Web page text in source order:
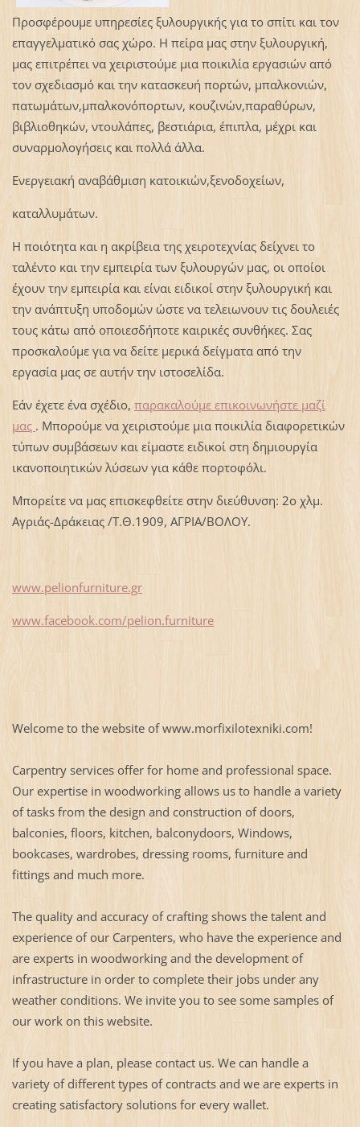
Προσφέρουμε υπηρεσίες ξυλουργικής για το σπίτι και τον
επαγγελματικό σας χώρο. Η πείρα μας στην ξυλουργική,
μας επιτρέπει να χειριστούμε μια ποικιλία εργασιών από
τον σχεδιασμό και την κατασκευή πορτών, μπαλκονιών,
πατωμάτων,μπαλκονόπορτων, κουζινών,παραθύρων,
βιβλιοθηκών, ντουλάπες, βεστιάρια, έπιπλα, μέχρι και
συναρμολογήσεις και πολλά άλλα.
Ενεργειακή αναβάθμιση κατοικιών,ξενοδοχείων,
καταλλυμάτων.
Η ποιότητα και η ακρίβεια της χειροτεχνίας δείχνει το
ταλέντο και την εμπειρία των ξυλουργών μας, οι οποίοι
έχουν την εμπειρία και είναι ειδικοί στην ξυλουργική και
την ανάπτυξη υποδομών ώστε να τελειωνουν τις δουλειές
τους κάτω από οποιεσδήποτε καιρικές συνθήκες. Σας
προσκαλούμε για να δείτε μερικά δείγματα από την
εργασία μας σε αυτήν την ιστοσελίδα.
Εάν έχετε ένα σχέδιο, παρακαλούμε επικοινωνήστε μαζί
μας . Μπορούμε να χειριστούμε μια ποικιλία διαφορετικών
τύπων συμβάσεων και είμαστε ειδικοί στη δημιουργία
ικανοποιητικών λύσεων για κάθε πορτοφόλι.
Μπορείτε να μας επισκεφθείτε στην διεύθυνση: 2ο χλμ.
Αγριάς-Δράκειας /Τ.Θ.1909, ΑΓΡΙΑ/ΒΟΛΟΥ.
www.pelionfurniture.gr
www.facebook.com/pelion.furniture
Welcome to the website of www.morfixilotexniki.com!
Carpentry services offer for home and professional space.
Our expertise in woodworking allows us to handle a variety
of tasks from the design and construction of doors,
balconies, floors, kitchen, balconydoors, Windows,
bookcases, wardrobes, dressing rooms, furniture and
fittings and much more.
The quality and accuracy of crafting shows the talent and
experience of our Carpenters, who have the experience and
are experts in woodworking and the development of
infrastructure in order to complete their jobs under any
weather conditions. We invite you to see some samples of
our work on this website.
If you have a plan, please contact us. We can handle a
variety of different types of contracts and we are experts in
creating satisfactory solutions for every wallet.